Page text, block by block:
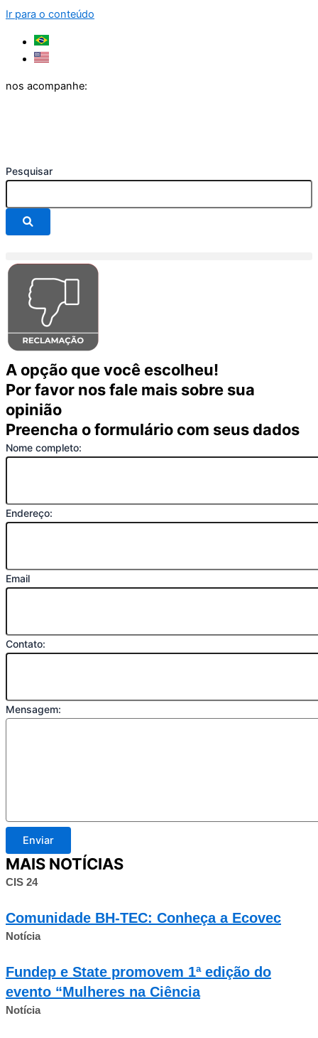
Ir para o conteúdo
nos acompanhe:
Pesquisar
A opção que você escolheu!
Por favor nos fale mais sobre sua
opinião
Preencha o formulário com seus dados
Nome completo:
Endereço:
Email
Contato:
Mensagem:
Enviar
MAIS NOTÍCIAS
CIS 24
Comunidade BH-TEC: Conheça a Ecovec
Notícia
Fundep e State promovem 1ª edição do
evento “Mulheres na Ciência
Notícia